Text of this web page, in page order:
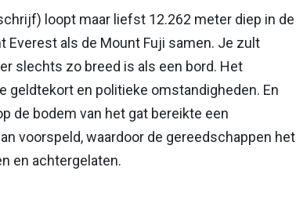
loopt maar liefst 12.262 meter diep in de
Everest als de Mount Fuji samen. Je zult
slechts zo breed is als een bord. Het
geldtekort en politieke omstandigheden. En
de bodem van het gat bereikte een
voorspeld, waardoor de gereedschappen het
en achtergelaten.